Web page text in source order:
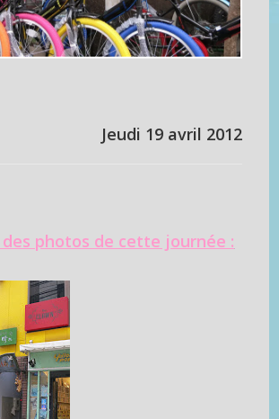
Jeudi 19 avril 2012
photos de cette journée :